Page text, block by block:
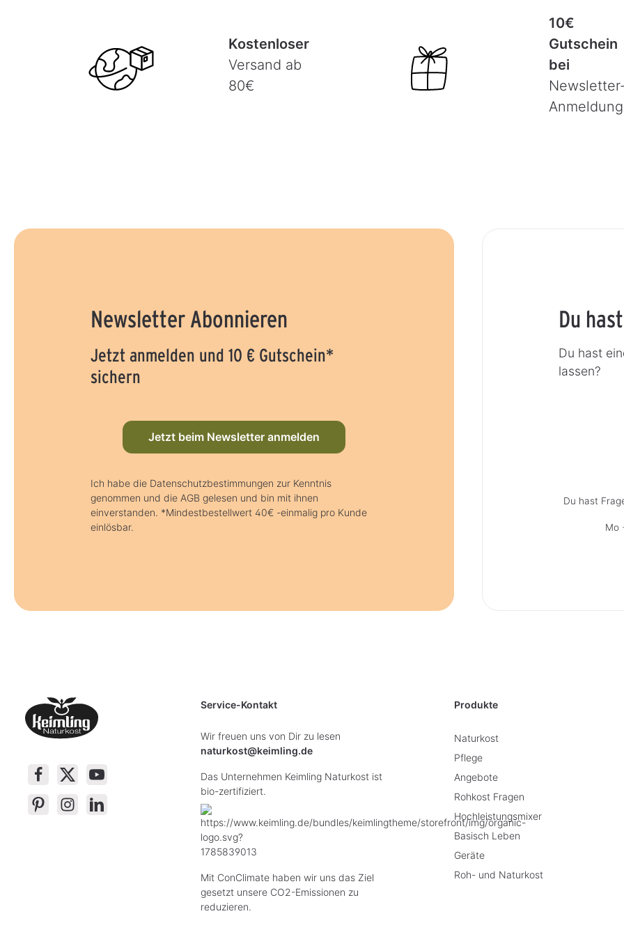
Kostenloser
Versand ab
80€
10€
Gutschein
bei
Anmeldung
Newsletter Abonnieren
Jetzt anmelden und 10 € Gutschein*
sichern
Jetzt beim Newsletter anmelden
Ich habe die Datenschutzbestimmungen zur Kenntnis
genommen und die AGB gelesen und bin mit ihnen
einverstanden. *Mindestbestellwert 40€ -einmalig pro Kunde
einlösbar.
Du
Du hast
lassen?
Du hast
Mo
Service-Kontakt
Wir freuen uns von Dir zu lesen
naturkost@keimling.de
Das Unternehmen Keimling Naturkost ist
bio-zertifiziert.
Mit ConClimate haben wir uns das Ziel
gesetzt unsere CO2-Emissionen zu
reduzieren.
Produkte
Naturkost
Pflege
Angebote
Rohkost Fragen
Hochleistungsmixer
Basisch Leben
Geräte
Roh- und Naturkost